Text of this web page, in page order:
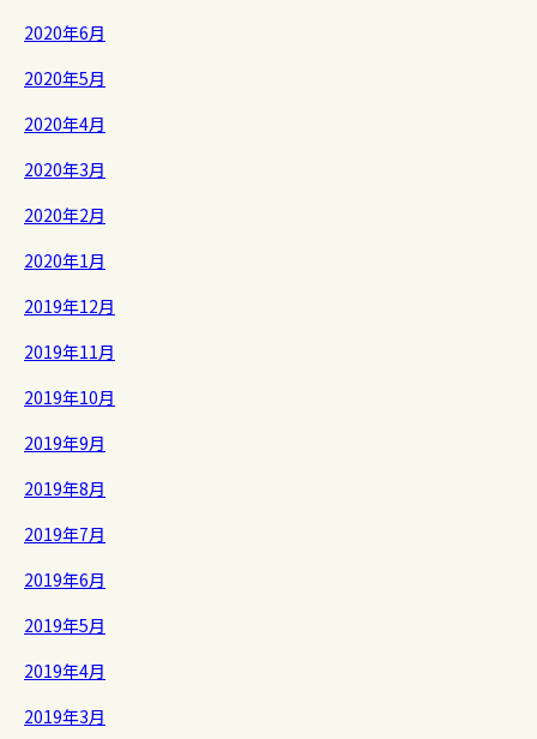
2020年6月
2020年5月
2020年4月
2020年3月
2020年2月
2020年1月
2019年12月
2019年11月
2019年10月
2019年9月
2019年8月
2019年7月
2019年6月
2019年5月
2019年4月
2019年3月